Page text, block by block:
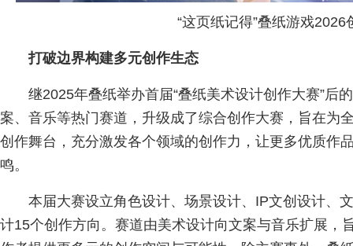
“这页纸记得”叠纸游戏2026
打破边界构建多元创作生态
继2025年叠纸举办首届“叠纸美术设计创作大赛”后
案、音乐等热门赛道，升级成了综合创作大赛，旨在为
创作舞台，充分激发各个领域的创作力，让更多优质作
鸣。
本届大赛设立角色设计、场景设计、IP文创设计、
计15个创作方向。赛道由美术设计向文案与音乐扩展，